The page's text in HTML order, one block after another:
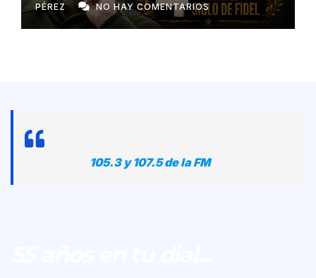
PÉREZ NO HAY COMENTARIOS
105.3 y 107.5 de la FM